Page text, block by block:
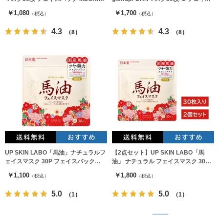
￥1,080 （税込）
4.3 （8）
￥1,700 （税込）
4.3 （8）
UP SKIN LABO「馬油」ナチュラルフ
ェイスマスク 30P フェイスパック
￥1,100 （税込）
5.0 （1）
【2点セット】UP SKIN LABO「馬
油」 ナチュラル フェイスマスク 30P
￥1,800 （税込）
5.0 （1）